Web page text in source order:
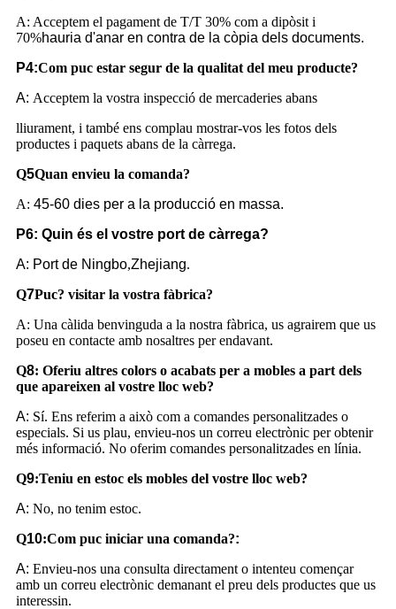
A: Acceptem el pagament de T/T 30% com a dipòsit i
70%hauria d'anar en contra de la còpia dels documents.
P4:Com puc estar segur de la qualitat del meu producte?
A: Acceptem la vostra inspecció de mercaderies abans
lliurament, i també ens complau mostrar-vos les fotos dels
productes i paquets abans de la càrrega.
Q5Quan envieu la comanda?
A: 45-60 dies per a la producció en massa.
P6: Quin és el vostre port de càrrega?
A: Port de Ningbo,Zhejiang.
Q7Puc? visitar la vostra fàbrica?
A: Una càlida benvinguda a la nostra fàbrica, us agrairem que us
poseu en contacte amb nosaltres per endavant.
Q8: Oferiu altres colors o acabats per a mobles a part dels
que apareixen al vostre lloc web?
A: Sí. Ens referim a això com a comandes personalitzades o
especials. Si us plau, envieu-nos un correu electrònic per obtenir
més informació. No oferim comandes personalitzades en línia.
Q9:Teniu en estoc els mobles del vostre lloc web?
A: No, no tenim estoc.
Q10:Com puc iniciar una comanda?:
A: Envieu-nos una consulta directament o intenteu començar
amb un correu electrònic demanant el preu dels productes que us
interessin.